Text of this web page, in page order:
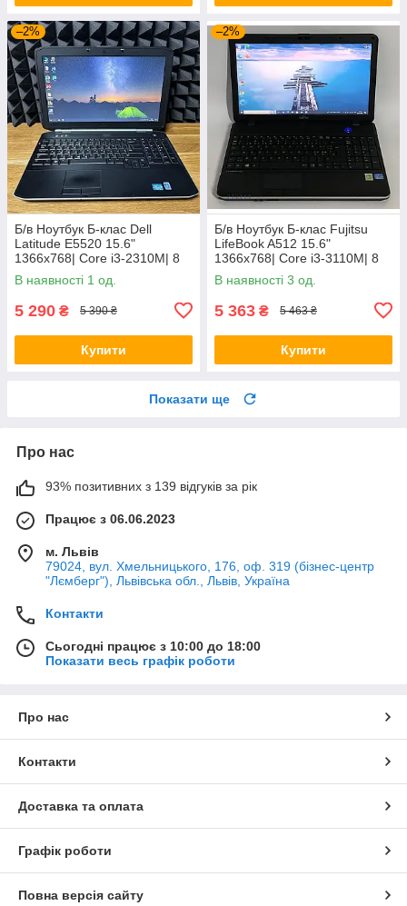
–2%
Б/в Ноутбук Б-клас Dell
Latitude E5520 15.6"
1366x768| Core i3-2310M| 8
GB RAM| 128 GB SSD| HD
3000
В наявності 1 од.
5 290 ₴ 5 390 ₴
Купити
–2%
Б/в Ноутбук Б-клас Fujitsu
LifeBook A512 15.6"
1366x768| Core i3-3110M| 8
GB RAM| 320 GB HDD| HD
4000
В наявності 3 од.
5 363 ₴ 5 463 ₴
Купити
Показати ще
Про нас
93% позитивних з 139 відгуків за рік
Працює з 06.06.2023
м. Львів
79024, вул. Хмельницького, 176, оф. 319 (бізнес-центр
"Лємберг"), Львівська обл., Львів, Україна
Контакти
Сьогодні працює з 10:00 до 18:00
Показати весь графік роботи
Про нас
Контакти
Доставка та оплата
Графік роботи
Повна версія сайту